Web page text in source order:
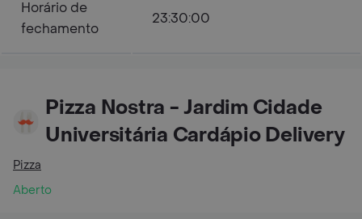
Horário de
fechamento
23:30:00
Pizza Nostra - Jardim Cidade
Universitária Cardápio Delivery
Pizza
Aberto